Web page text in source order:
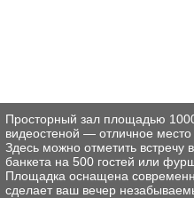
Просторный зал площадью
видеостеной — отличное место
Здесь можно отметить встречу
банкета на 500 гостей или
Площадка оснащена
сделает ваш вечер
ООО
ИНН/КПП -
ОГРН -